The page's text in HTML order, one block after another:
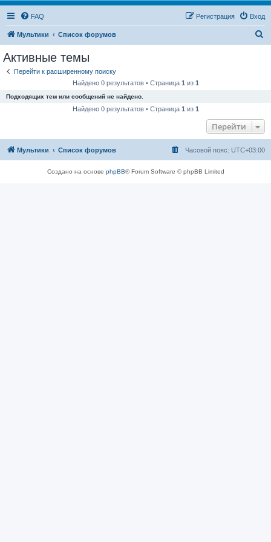
FAQ Вход
Регистрация
Мультики Список форумов
Активные темы
Перейти к расширенному поиску
Найдено 0 результатов • Страница 1 из 1
Подходящих тем или сообщений не найдено.
Найдено 0 результатов • Страница 1 из 1
Перейти
Мультики Список форумов Часовой пояс: UTC+03:00
Создано на основе phpBB® Forum Software © phpBB Limited